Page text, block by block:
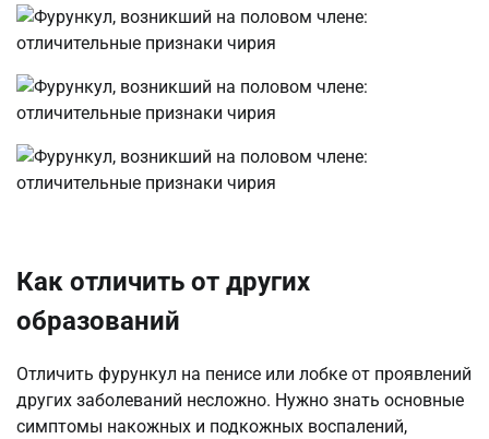
Как отличить от других
образований
Отличить фурункул на пенисе или лобке от проявлений
других заболеваний несложно. Нужно знать основные
симптомы накожных и подкожных воспалений,